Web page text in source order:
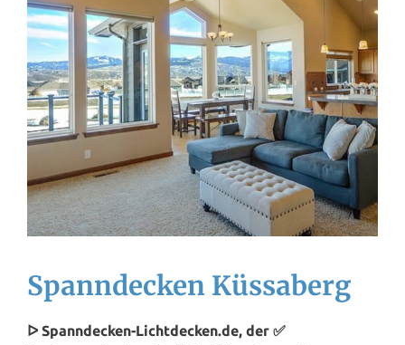
Spanndecken Küssaberg
ᐅ Spanndecken-Lichtdecken.de, der ✅